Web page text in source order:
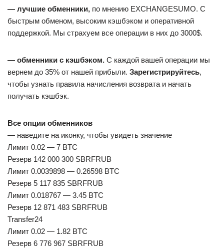
— лучшие обменники, по мнению EXCHANGESUMO. C
быстрым обменом, высоким кэшбэком и оперативной
поддержкой. Мы страхуем все операции в них до 3000$.
— обменники с кэшбэком. С каждой вашей операции мы
вернем до 35% от нашей прибыли. Зарегистрируйтесь,
чтобы узнать правила начисления возврата и начать
получать кэшбэк.
Все опции обменников
— наведите на иконку, чтобы увидеть значение
Лимит 0.02 — 7 BTC
Резерв 142 000 300 SBRFRUB
Лимит 0.0039898 — 0.26598 BTC
Резерв 5 117 835 SBRFRUB
Лимит 0.018767 — 3.45 BTC
Резерв 12 871 483 SBRFRUB
Transfer24
Лимит 0.02 — 1.82 BTC
Резерв 6 776 967 SBRFRUB